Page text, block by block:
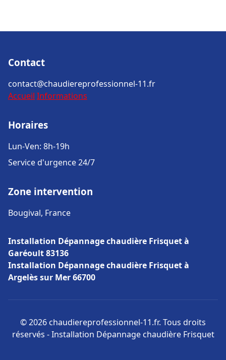
Contact
contact@chaudiereprofessionnel-11.fr
Accueil Informations
Horaires
Lun-Ven: 8h-19h
Service d'urgence 24/7
Zone intervention
Bougival, France
Installation Dépannage chaudière Frisquet à
Garéoult 83136
Installation Dépannage chaudière Frisquet à
Argelès sur Mer 66700
© 2026 chaudiereprofessionnel-11.fr. Tous droits
réservés - Installation Dépannage chaudière Frisquet